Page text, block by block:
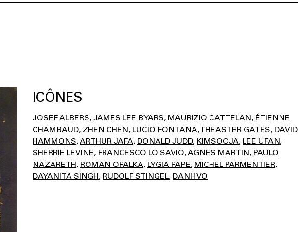
ICÔNES
JOSEF ALBERS JAMES LEE BYARS MAURIZIO CATTELAN ÉTIENNE
CHAMBAUD ZHEN CHEN LUCIO FONTANA THEASTER GATES DAVID
HAMMONS ARTHUR JAFA DONALD JUDD KIMSOOJA LEE UFAN
SHERRIE LEVINE FRANCESCO LO SAVIO AGNES MARTIN PAULO
NAZARETH ROMAN OPALKA LYGIA PAPE MICHEL PARMENTIER
DAYANITA SINGH RUDOLF STINGEL DANH VO